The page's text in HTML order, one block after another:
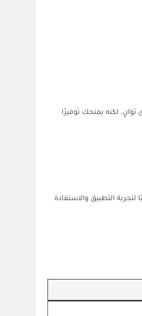
لكنه يمنحك توفيرًا
لتجربة التطبيق والاستفادة